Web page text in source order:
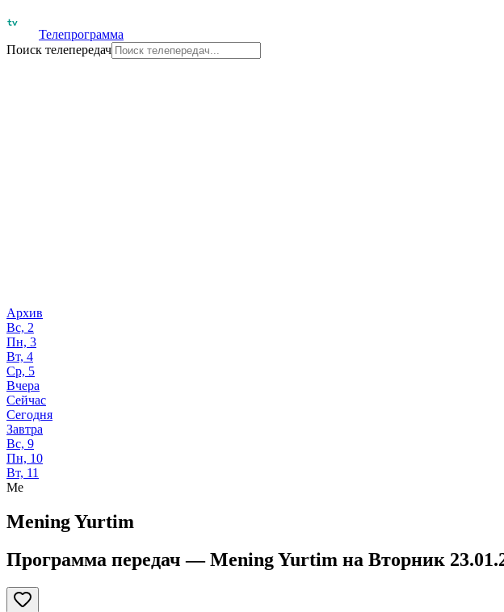
Телепрограмма
Поиск телепередач
Архив
Вс, 2
Пн, 3
Вт, 4
Ср, 5
Вчера
Сейчас
Сегодня
Завтра
Вс, 9
Пн, 10
Вт, 11
Me
Mening Yurtim
Программа передач —Mening Yurtim на Вторник